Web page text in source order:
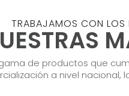
TRABAJAMOS CON LOS
de productos que
a nivel nacional,